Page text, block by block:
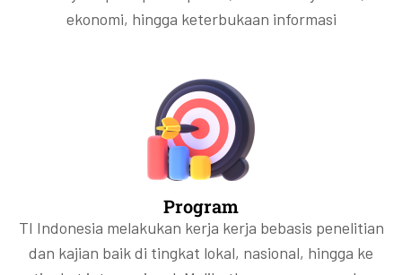
ekonomi, hingga keterbukaan informasi
Program
TI Indonesia melakukan kerja kerja bebasis penelitian
dan kajian baik di tingkat lokal, nasional, hingga ke